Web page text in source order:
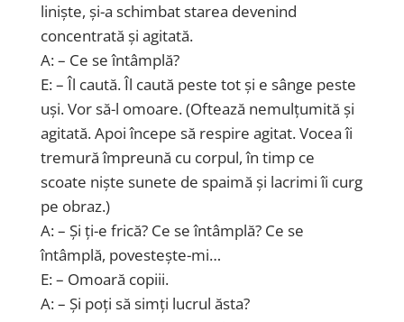
liniște, și-a schimbat starea devenind
concentrată și agitată.
A: – Ce se întâmplă?
E: – Îl caută. Îl caută peste tot și e sânge peste
uși. Vor să-l omoare. (Oftează nemulțumită și
agitată. Apoi începe să respire agitat. Vocea îi
tremură împreună cu corpul, în timp ce
scoate niște sunete de spaimă și lacrimi îi curg
pe obraz.)
A: – Și ți-e frică? Ce se întâmplă? Ce se
întâmplă, povestește-mi…
E: – Omoară copiii.
A: – Și poți să simți lucrul ăsta?